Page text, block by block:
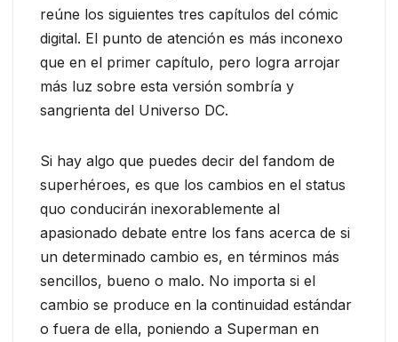
reúne los siguientes tres capítulos del cómic
digital. El punto de atención es más inconexo
que en el primer capítulo, pero logra arrojar
más luz sobre esta versión sombría y
sangrienta del Universo DC.
Si hay algo que puedes decir del fandom de
superhéroes, es que los cambios en el status
quo conducirán inexorablemente al
apasionado debate entre los fans acerca de si
un determinado cambio es, en términos más
sencillos, bueno o malo. No importa si el
cambio se produce en la continuidad estándar
o fuera de ella, poniendo a Superman en